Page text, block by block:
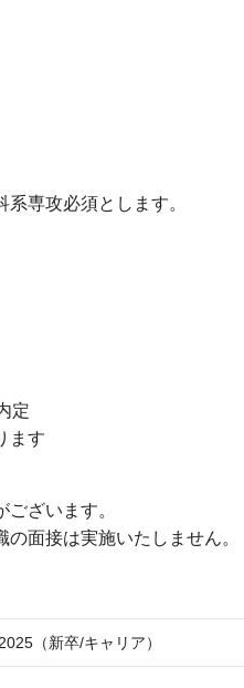
専攻必須とします。
定
ます
ざいます。
面接は実施いたしません。
（新卒/キャリア）